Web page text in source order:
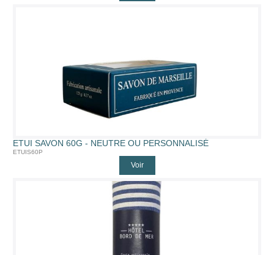
ETUI SAVON 60G - NEUTRE OU PERSONNALISÉ
ETUIS60P
Voir